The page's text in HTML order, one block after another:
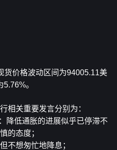
货价格波动区间为94005.11美
。
相关重要发言分别为：
降低通胀的进展似乎已停滞不
的态度；
不想匆忙地降息；